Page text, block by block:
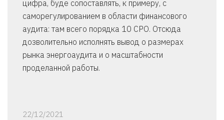
цифра, буде сопоставлять, к примеру, с
саморегулированием в области финансового
аудита: там всего порядка 10 СРО. Отсюда
дозволительно исполнять вывод о размерах
рынка энергоаудита и о масштабности
проделанной работы.
22/12/2021